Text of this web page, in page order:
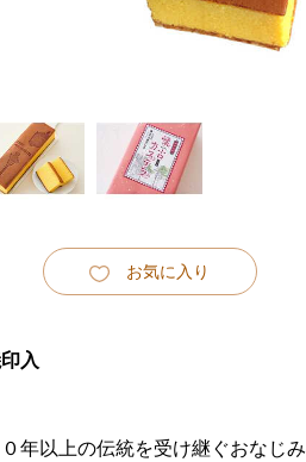
お気に入り
入
年以上の伝統を受け継ぐおなじみ